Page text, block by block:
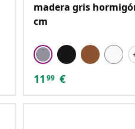
madera gris
cm
11 99 €